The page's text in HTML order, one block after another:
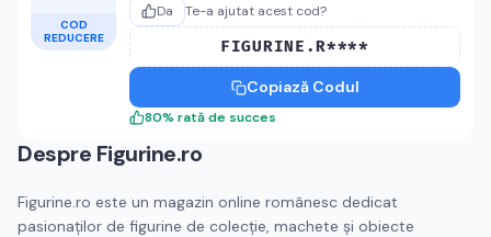
COD
REDUCERE
Da Te-a ajutat acest cod?
FIGURINE.R****
Copiază Codul
80% rată de succes
Despre Figurine.ro
Figurine.ro este un magazin online românesc dedicat
pasionaților de figurine de colecție, machete și obiecte